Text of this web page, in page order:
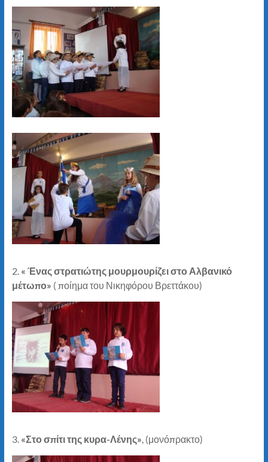
2. « Ένας στρατιώτης μουρμουρίζει στο Αλβανικό
μέτωπο» ( ποίημα του Νικηφόρου Βρεττάκου)
3. «Στο σπίτι της κυρα-Λένης», (μονόπρακτο)